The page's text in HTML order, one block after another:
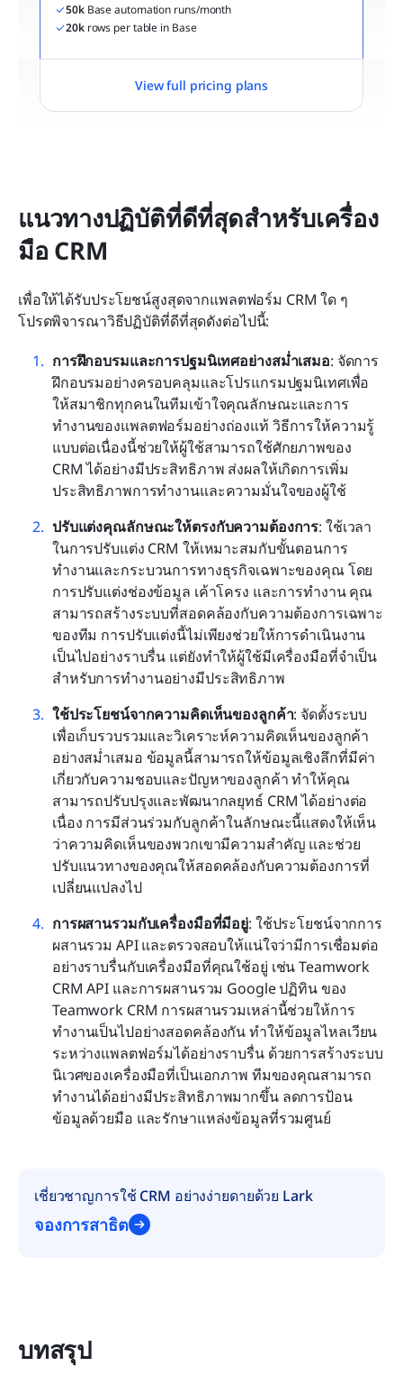
50k Base automation runs/month
20k rows per table in Base
View full pricing plans
แนวทางปฏิบัติที่ดีที่สุดสำหรับเครื่อง
มือ CRM
เพื่อให้ได้รับประโยชน์สูงสุดจากแพลตฟอร์ม CRM ใด ๆ
โปรดพิจารณาวิธีปฏิบัติที่ดีที่สุดดังต่อไปนี้:
การฝึกอบรมและการปฐมนิเทศอย่างสม่ำเสมอ: จัดการ
ฝึกอบรมอย่างครอบคลุมและโปรแกรมปฐมนิเทศเพื่อ
ให้สมาชิกทุกคนในทีมเข้าใจคุณลักษณะและการ
ทำงานของแพลตฟอร์มอย่างถ่องแท้ วิธีการให้ความรู้
แบบต่อเนื่องนี้ช่วยให้ผู้ใช้สามารถใช้ศักยภาพของ
CRM ได้อย่างมีประสิทธิภาพ ส่งผลให้เกิดการเพิ่ม
ประสิทธิภาพการทำงานและความมั่นใจของผู้ใช้
ปรับแต่งคุณลักษณะให้ตรงกับความต้องการ: ใช้เวลา
ในการปรับแต่ง CRM ให้เหมาะสมกับขั้นตอนการ
ทำงานและกระบวนการทางธุรกิจเฉพาะของคุณ โดย
การปรับแต่งช่องข้อมูล เค้าโครง และการทำงาน คุณ
สามารถสร้างระบบที่สอดคล้องกับความต้องการเฉพาะ
ของทีม การปรับแต่งนี้ไม่เพียงช่วยให้การดำเนินงาน
เป็นไปอย่างราบรื่น แต่ยังทำให้ผู้ใช้มีเครื่องมือที่จำเป็น
สำหรับการทำงานอย่างมีประสิทธิภาพ
ใช้ประโยชน์จากความคิดเห็นของลูกค้า: จัดตั้งระบบ
เพื่อเก็บรวบรวมและวิเคราะห์ความคิดเห็นของลูกค้า
อย่างสม่ำเสมอ ข้อมูลนี้สามารถให้ข้อมูลเชิงลึกที่มีค่า
เกี่ยวกับความชอบและปัญหาของลูกค้า ทำให้คุณ
สามารถปรับปรุงและพัฒนากลยุทธ์ CRM ได้อย่างต่อ
เนื่อง การมีส่วนร่วมกับลูกค้าในลักษณะนี้แสดงให้เห็น
ว่าความคิดเห็นของพวกเขามีความสำคัญ และช่วย
ปรับแนวทางของคุณให้สอดคล้องกับความต้องการที่
เปลี่ยนแปลงไป
การผสานรวมกับเครื่องมือที่มีอยู่: ใช้ประโยชน์จากการ
ผสานรวม API และตรวจสอบให้แน่ใจว่ามีการเชื่อมต่อ
อย่างราบรื่นกับเครื่องมือที่คุณใช้อยู่ เช่น Teamwork
CRM API และการผสานรวม Google ปฏิทิน ของ
Teamwork CRM การผสานรวมเหล่านี้ช่วยให้การ
ทำงานเป็นไปอย่างสอดคล้องกัน ทำให้ข้อมูลไหลเวียน
ระหว่างแพลตฟอร์มได้อย่างราบรื่น ด้วยการสร้างระบบ
นิเวศของเครื่องมือที่เป็นเอกภาพ ทีมของคุณสามารถ
ทำงานได้อย่างมีประสิทธิภาพมากขึ้น ลดการป้อน
ข้อมูลด้วยมือ และรักษาแหล่งข้อมูลที่รวมศูนย์
เชี่ยวชาญการใช้ CRM อย่างง่ายดายด้วย Lark
จองการสาธิต
บทสรุป